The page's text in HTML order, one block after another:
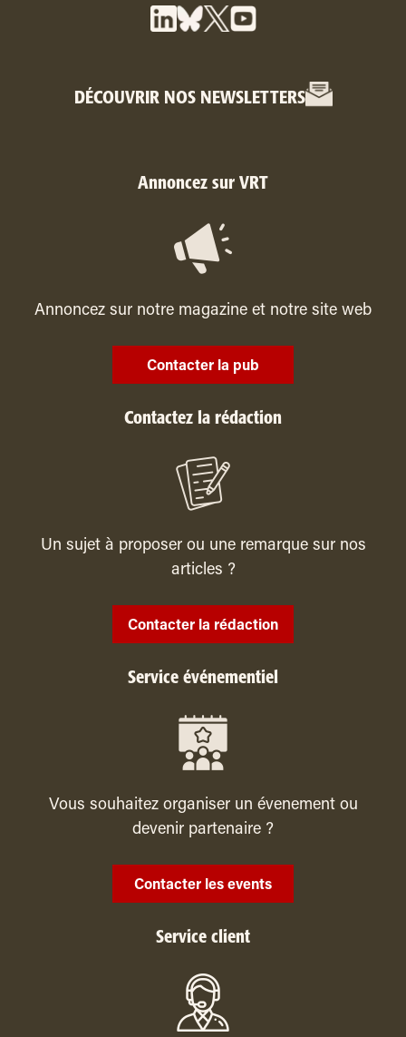
DÉCOUVRIR NOS NEWSLETTERS
Annoncez sur VRT
Annoncez sur notre magazine et notre site web
Contacter la pub
Contactez la rédaction
Un sujet à proposer ou une remarque sur nos
articles ?
Contacter la rédaction
Service événementiel
Vous souhaitez organiser un évenement ou
devenir partenaire ?
Contacter les events
Service client